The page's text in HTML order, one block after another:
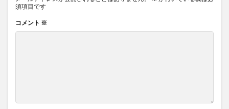
須項目です
コメント ※